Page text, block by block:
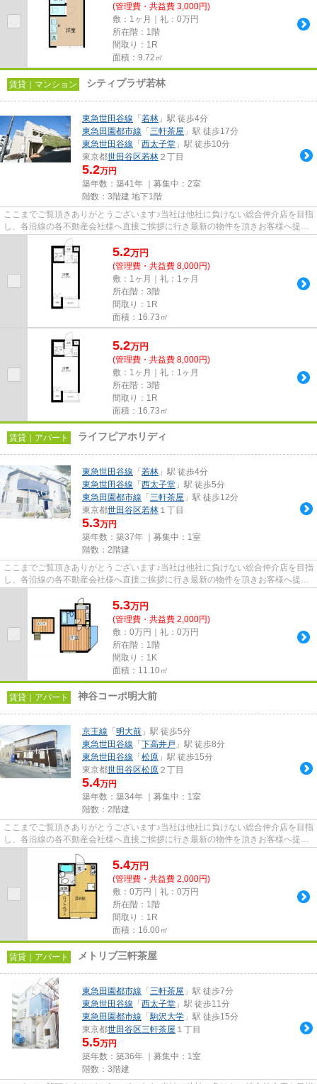
(管理費・共益費 3,000円)
敷：1ヶ月｜礼：0万円
所在階：1階
間取り：1R
面積：9.72㎡
賃貸｜マンション シティプラザ若林
東急世田谷線 「 若林 」駅 徒歩4分
東急田園都市線 「 三軒茶屋 」駅 徒歩17分
東急世田谷線 「 西太子堂 」駅 徒歩10分
東京都世田谷区若林 ２丁目
5.2万円
築年数：築41年 ｜募集中： 2室
階数：3階建 地下1階
ここまでご覧頂きありがとうございます♪当社は他社に負けない総合仲介店を目指
し、各沿線の各不動産会社様へ直接ご挨拶に行き最新の物件を頂きお客様へ提供
しております！最新の情報は...
5.2万円
(管理費・共益費 8,000円)
敷：1ヶ月｜礼：1ヶ月
所在階：3階
間取り：1R
面積：16.73㎡
5.2万円
(管理費・共益費 8,000円)
敷：1ヶ月｜礼：1ヶ月
所在階：3階
間取り：1R
面積：16.73㎡
賃貸｜アパート ライフピアホリディ
東急世田谷線 「 若林 」駅 徒歩4分
東急世田谷線 「 西太子堂 」駅 徒歩5分
東急田園都市線 「 三軒茶屋 」駅 徒歩12分
東京都世田谷区若林 １丁目
5.3万円
築年数：築37年 ｜募集中： 1室
階数：2階建
ここまでご覧頂きありがとうございます♪当社は他社に負けない総合仲介店を目指
し、各沿線の各不動産会社様へ直接ご挨拶に行き最新の物件を頂きお客様へ提供
5.3万円
(管理費・共益費 2,000円)
敷：0万円｜礼：0万円
所在階：1階
間取り：1K
面積：11.10㎡
賃貸｜アパート 神谷コーポ明大前
京王線 「 明大前 」駅 徒歩5分
東急世田谷線 「 下高井戸 」駅 徒歩8分
東急世田谷線 「 松原 」駅 徒歩15分
東京都世田谷区松原 ２丁目
5.4万円
築年数：築34年 ｜募集中： 1室
階数：2階建
ここまでご覧頂きありがとうございます♪当社は他社に負けない総合仲介店を目指
し、各沿線の各不動産会社様へ直接ご挨拶に行き最新の物件を頂きお客様へ提供
しております！最新の情報は...
5.4万円
(管理費・共益費 2,000円)
敷：0万円｜礼：0万円
所在階：1階
間取り：1R
面積：16.00㎡
賃貸｜アパート メトリブ三軒茶屋
東急田園都市線 「 三軒茶屋 」駅 徒歩7分
東急世田谷線 「 西太子堂 」駅 徒歩11分
東急田園都市線 「駒沢大学 」駅 徒歩15分
東京都世田谷区三軒茶屋 １丁目
5.5万円
築年数：築36年 ｜募集中： 1室
階数：3階建